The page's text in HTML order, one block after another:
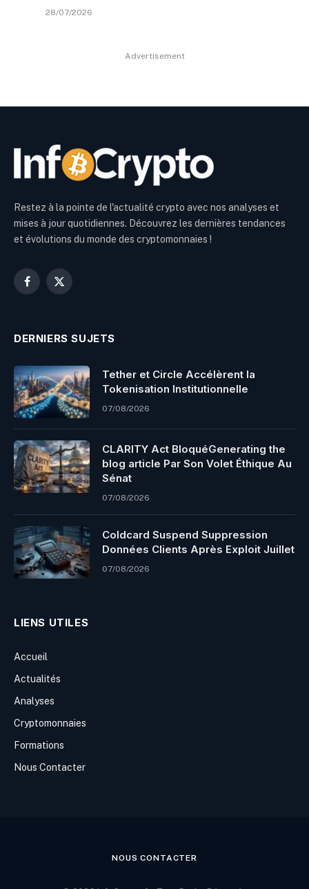
28/07/2026
Advertisement
Restez à la pointe de l'actualité crypto avec nos analyses et
mises à jour quotidiennes. Découvrez les dernières tendances
et évolutions du monde des cryptomonnaies !
Facebook
X
DERNIERS SUJETS
Tether et Circle Accélèrent la
Tokenisation Institutionnelle
07/08/2026
CLARITY Act BloquéGenerating the
blog article Par Son Volet Éthique Au
Sénat
07/08/2026
Coldcard Suspend Suppression
Données Clients Après Exploit Juillet
07/08/2026
LIENS UTILES
Accueil
Actualités
Analyses
Cryptomonnaies
Formations
Nous Contacter
NOUS CONTACTER